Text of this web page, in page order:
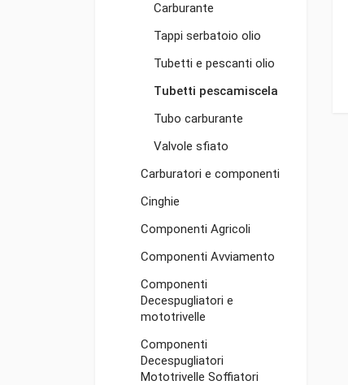
Carburante
Tappi serbatoio olio
Tubetti e pescanti olio
Tubetti pescamiscela
Tubo carburante
Valvole sfiato
Carburatori e componenti
Cinghie
Componenti Agricoli
Componenti Avviamento
Componenti
Decespugliatori e
mototrivelle
Componenti
Decespugliatori
Mototrivelle Soffiatori